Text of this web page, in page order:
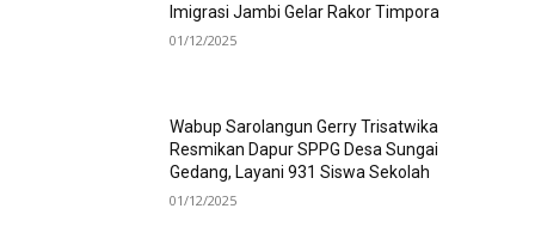
Imigrasi Jambi Gelar Rakor Timpora
01/12/2025
Wabup Sarolangun Gerry Trisatwika
Resmikan Dapur SPPG Desa Sungai
Gedang, Layani 931 Siswa Sekolah
01/12/2025